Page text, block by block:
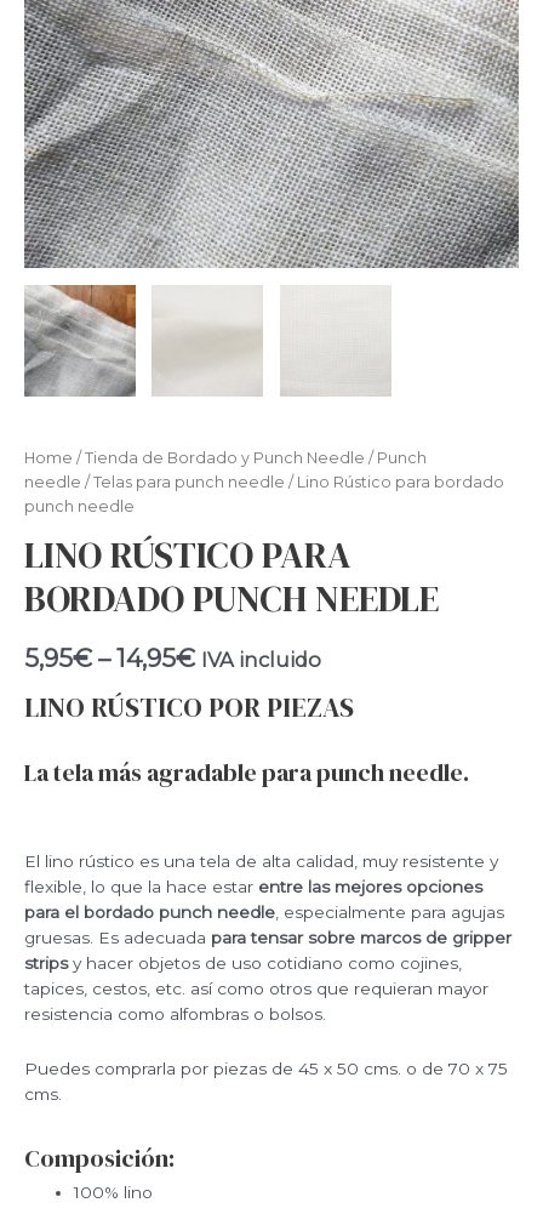
Home /Tienda de Bordado y Punch Needle / Punch
needle /Telas para punch needle / Lino Rústico para bordado
punch needle
LINO RÚSTICO PARA
BORDADO PUNCH NEEDLE
5,95€–14,95€ IVA incluido
LINO RÚSTICO POR PIEZAS
La tela más agradable para punch needle.
El lino rústico es una tela de alta calidad, muy resistente y
flexible, lo que la hace estar entre las mejores opciones
para el bordado punch needle , especialmente para agujas
gruesas. Es adecuada para tensar sobre marcos de gripper
stripsy hacer objetos de uso cotidiano como cojines,
tapices, cestos, etc. así como otros que requieran mayor
resistencia como alfombras o bolsos.
Puedes comprarla por piezas de 45 x 50 cms. o de 70 x 75
cms.
Composición:
100% lino